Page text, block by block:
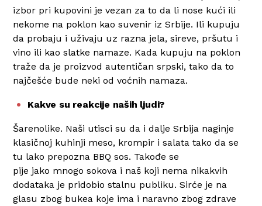
izbor pri kupovini je vezan za to da li nose kući ili
nekome na poklon kao suvenir iz Srbije. Ili kupuju
da probaju i uživaju uz razna jela, sireve, pršutu i
vino ili kao slatke namaze. Kada kupuju na poklon
traže da je proizvod autentičan srpski, tako da to
najčešće bude neki od voćnih namaza.
Kakve su reakcije naših ljudi?
Šarenolike. Naši utisci su da i dalje Srbija naginje
klasičnoj kuhinji meso, krompir i salata tako da se
tu lako prepozna BBQ sos. Takođe se
pije jako mnogo sokova i naš koji nema nikakvih
dodataka je pridobio stalnu publiku. Sirće je na
glasu zbog bukea koje ima i naravno zbog zdrave